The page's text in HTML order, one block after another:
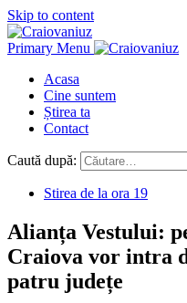
Skip to content
Primary Menu
Acasa
Cine suntem
Știrea ta
Contact
Caută după:
Stirea de la ora 19
Alianța Vestului:
Craiova vor intra
patru județe